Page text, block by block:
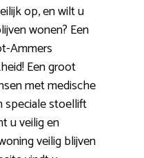
op, en wilt u
wonen? Een
Ammers
Een groot
met medische
speciale stoellift
u veilig en
veilig blijven